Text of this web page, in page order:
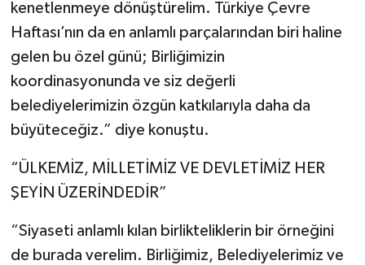
kenetlenmeye dönüştürelim. Türkiye Çevre
Haftası’nın da en anlamlı parçalarından biri haline
gelen bu özel günü; Birliğimizin
koordinasyonunda ve siz değerli
belediyelerimizin özgün katkılarıyla daha da
büyüteceğiz.” diye konuştu.
“ÜLKEMİZ, MİLLETİMİZ VE DEVLETİMİZ HER
ŞEYİN ÜZERİNDEDİR”
“Siyaseti anlamlı kılan birlikteliklerin bir örneğini
de burada verelim. Birliğimiz, Belediyelerimiz ve